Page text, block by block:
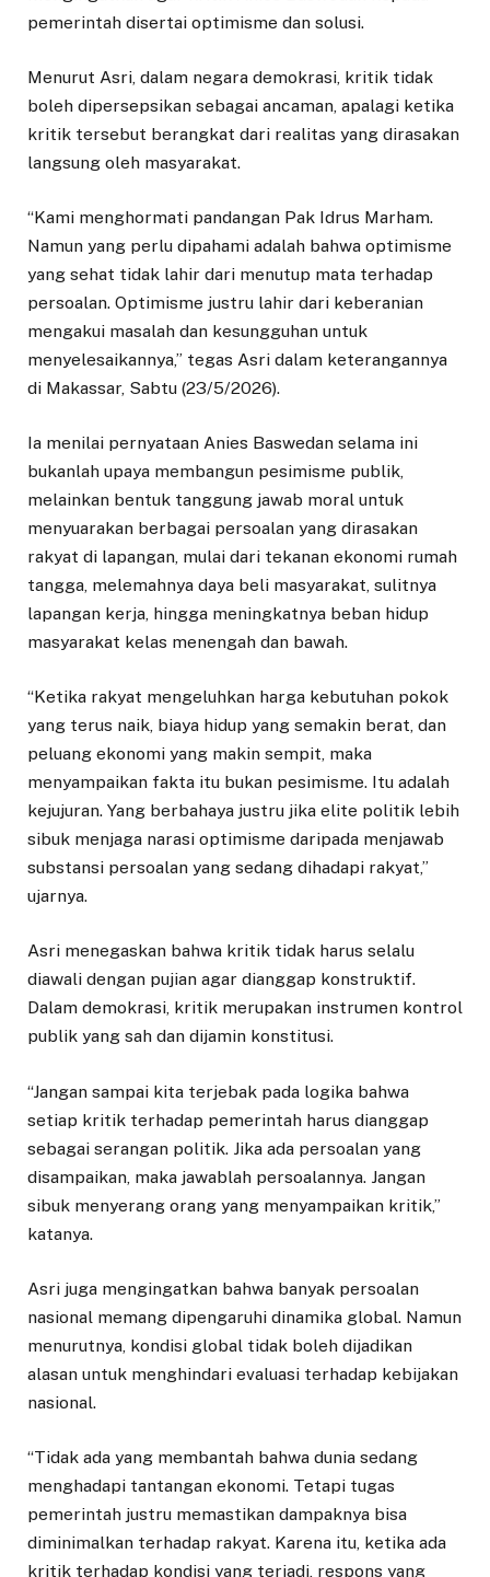
pemerintah disertai optimisme dan solusi.
Menurut Asri, dalam negara demokrasi, kritik tidak
boleh dipersepsikan sebagai ancaman, apalagi ketika
kritik tersebut berangkat dari realitas yang dirasakan
langsung oleh masyarakat.
“Kami menghormati pandangan Pak Idrus Marham.
Namun yang perlu dipahami adalah bahwa optimisme
yang sehat tidak lahir dari menutup mata terhadap
persoalan. Optimisme justru lahir dari keberanian
mengakui masalah dan kesungguhan untuk
menyelesaikannya,” tegas Asri dalam keterangannya
di Makassar, Sabtu (23/5/2026).
Ia menilai pernyataan Anies Baswedan selama ini
bukanlah upaya membangun pesimisme publik,
melainkan bentuk tanggung jawab moral untuk
menyuarakan berbagai persoalan yang dirasakan
rakyat di lapangan, mulai dari tekanan ekonomi rumah
tangga, melemahnya daya beli masyarakat, sulitnya
lapangan kerja, hingga meningkatnya beban hidup
masyarakat kelas menengah dan bawah.
“Ketika rakyat mengeluhkan harga kebutuhan pokok
yang terus naik, biaya hidup yang semakin berat, dan
peluang ekonomi yang makin sempit, maka
menyampaikan fakta itu bukan pesimisme. Itu adalah
kejujuran. Yang berbahaya justru jika elite politik lebih
sibuk menjaga narasi optimisme daripada menjawab
substansi persoalan yang sedang dihadapi rakyat,”
ujarnya.
Asri menegaskan bahwa kritik tidak harus selalu
diawali dengan pujian agar dianggap konstruktif.
Dalam demokrasi, kritik merupakan instrumen kontrol
publik yang sah dan dijamin konstitusi.
“Jangan sampai kita terjebak pada logika bahwa
setiap kritik terhadap pemerintah harus dianggap
sebagai serangan politik. Jika ada persoalan yang
disampaikan, maka jawablah persoalannya. Jangan
sibuk menyerang orang yang menyampaikan kritik,”
katanya.
Asri juga mengingatkan bahwa banyak persoalan
nasional memang dipengaruhi dinamika global. Namun
menurutnya, kondisi global tidak boleh dijadikan
alasan untuk menghindari evaluasi terhadap kebijakan
nasional.
“Tidak ada yang membantah bahwa dunia sedang
menghadapi tantangan ekonomi. Tetapi tugas
pemerintah justru memastikan dampaknya bisa
diminimalkan terhadap rakyat. Karena itu, ketika ada
kritik terhadap kondisi yang terjadi, respons yang